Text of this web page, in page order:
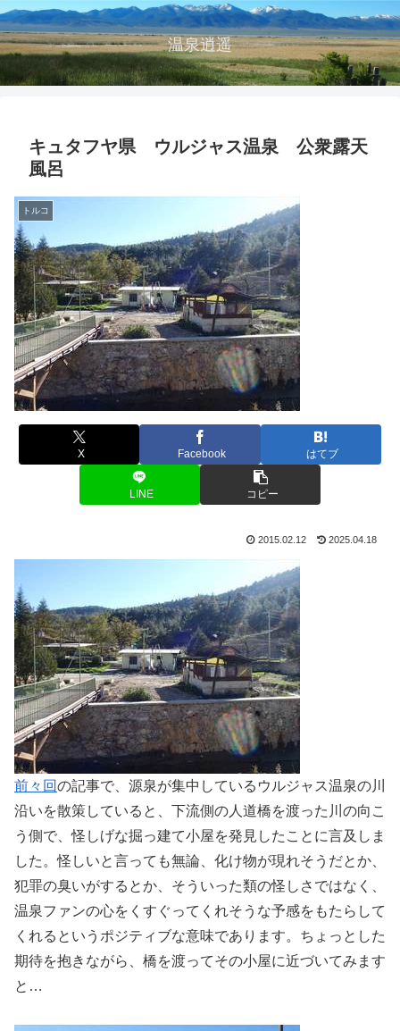
温泉逍遥
キュタフヤ県 ウルジャス温泉 公衆露天
風呂
トルコ
X Facebook はてブ
LINE コピー
2015.02.12 2025.04.18
前々回の記事で、源泉が集中しているウルジャス温泉の川
沿いを散策していると、下流側の人道橋を渡った川の向こ
う側で、怪しげな掘っ建て小屋を発見したことに言及しま
した。怪しいと言っても無論、化け物が現れそうだとか、
犯罪の臭いがするとか、そういった類の怪しさではなく、
温泉ファンの心をくすぐってくれそうな予感をもたらして
くれるというポジティブな意味であります。ちょっとした
期待を抱きながら、橋を渡ってその小屋に近づいてみます
と…